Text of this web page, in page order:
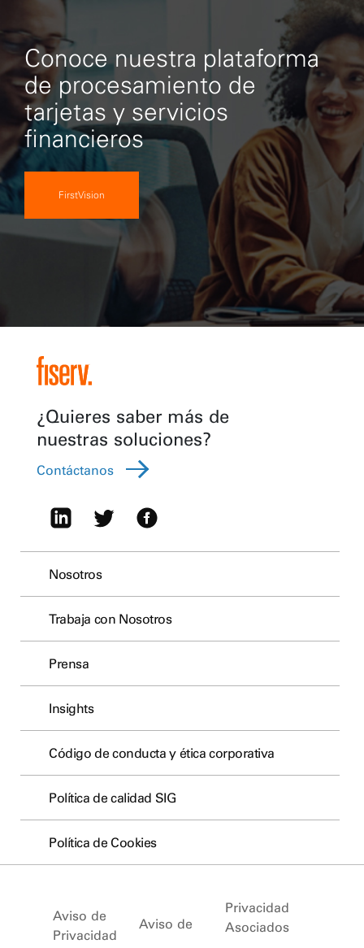
Conoce nuestra plataforma
de procesamiento de
tarjetas y servicios
financieros
FirstVision
¿Quieres saber más de
nuestras soluciones?
Contáctanos
Nosotros
Trabaja con Nosotros
Prensa
Insights
Código de conducta y ética corporativa
Política de calidad SIG
Política de Cookies
Aviso de
Privacidad
Aviso de
Privacidad
Asociados